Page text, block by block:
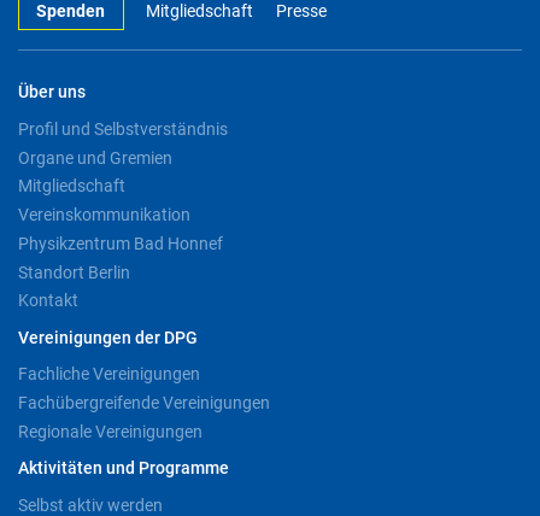
Spenden Mitgliedschaft Presse
Über uns
Profil und Selbstverständnis
Organe und Gremien
Mitgliedschaft
Vereinskommunikation
Physikzentrum Bad Honnef
Standort Berlin
Kontakt
Vereinigungen der DPG
Fachliche Vereinigungen
Fachübergreifende Vereinigungen
Regionale Vereinigungen
Aktivitäten und Programme
Selbst aktiv werden